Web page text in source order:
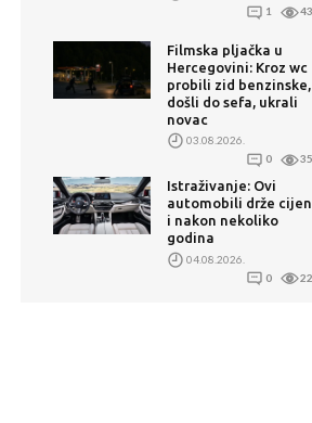
1
Filmska pljačka u
Hercegovini: Kroz wc
probili zid benzinske,
došli do sefa, ukrali
novac
03.08.2026.
0
Istraživanje: Ovi
automobili drže
i nakon nekoliko
godina
04.08.2026.
0